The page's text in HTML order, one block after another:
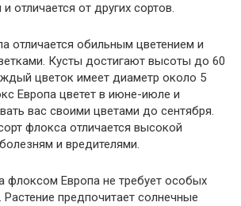
отличается от других сортов.
отличается обильным цветением и
Кусты достигают высоты до 60
цветок имеет диаметр около 5
Европа цветет в июне-июле и
вас своими цветами до сентября.
флокса отличается высокой
и вредителями.
флоксом Европа не требует особых
предпочитает солнечные